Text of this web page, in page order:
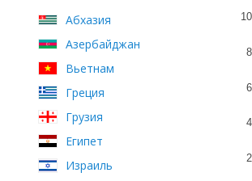
Абхазия
Азербайджан
Вьетнам
Греция
Грузия
Египет
Израиль